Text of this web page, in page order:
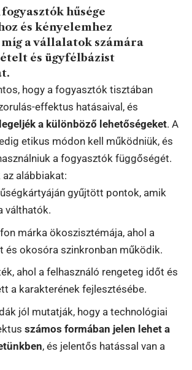
fogyasztók hűsége
és kényelemhez
a vállalatok számára
és ügyfélbázist
hogy a fogyasztók tisztában
effektus hatásaival, és
a különböző lehetőségeket. A
etikus módon kell működniük, és
a fogyasztók függőségét.
az alábbiakat:
gyűjtött pontok, amik
válthatók.
márka ökoszisztémája, ahol a
és okosóra szinkronban működik.
ahol a felhasználó rengeteg időt és
a karakterének fejlesztésébe.
jól mutatják, hogy a technológiai
számos formában jelen lehet a
, és jelentős hatással van a